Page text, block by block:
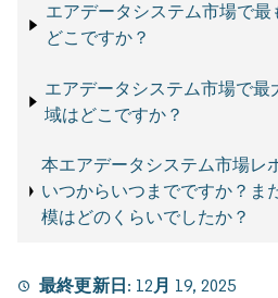
エアデータシステム市場で
どこですか？
エアデータシステム市場で最
域はどこですか？
本エアデータシステム市場レ
いつからいつまでですか？ま
模はどのくらいでしたか？
最終更新日: 12月 19, 2025